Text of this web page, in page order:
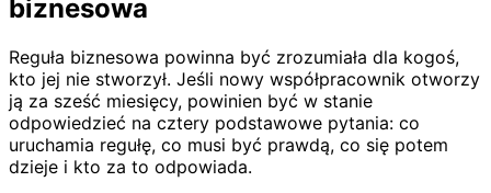
biznesowa
Reguła biznesowa powinna być zrozumiała dla kogoś,
kto jej nie stworzył. Jeśli nowy współpracownik otworzy
ją za sześć miesięcy, powinien być w stanie
odpowiedzieć na cztery podstawowe pytania: co
uruchamia regułę, co musi być prawdą, co się potem
dzieje i kto za to odpowiada.